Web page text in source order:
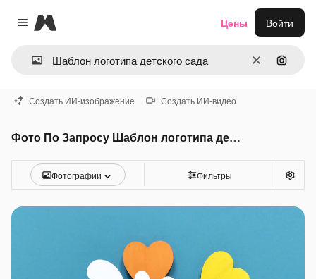
Close menu
Magnific
ОчиститьПоиск
Цены Войти
Создать ИИ-изображение Создать ИИ-видео
Фото По Запросу Шаблон логотипа детского сада
Фотографии Фильтры